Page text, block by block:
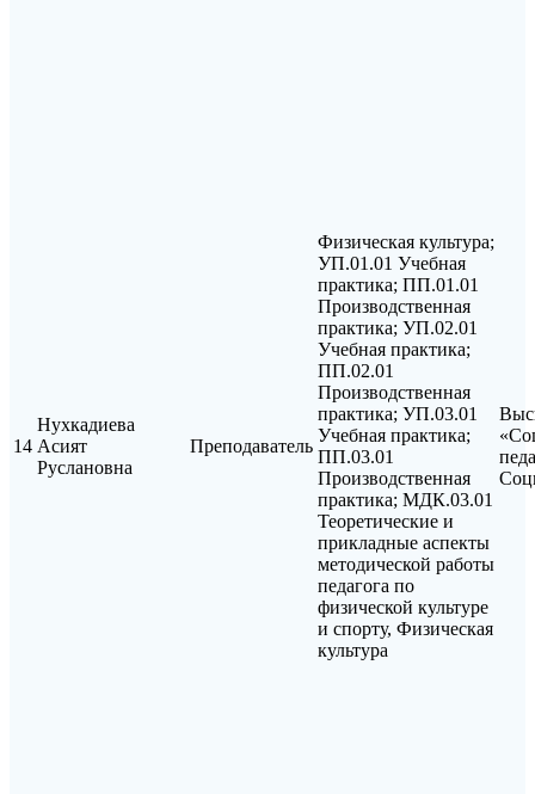
14
Нухкадиева
Асият
Руслановна
Преподаватель
Физическая культура;
УП.01.01 Учебная
практика; ПП.01.01
Производственная
практика; УП.02.01
Учебная практика;
ПП.02.01
Производственная
практика; УП.03.01
Учебная практика;
ПП.03.01
Производственная
практика; МДК.03.01
Теоретические и
прикладные аспекты
методической работы
педагога по
физической культуре
и спорту, Физическая
культура